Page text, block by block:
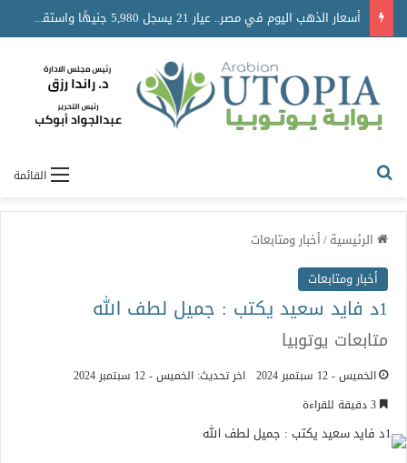
أسعار الذهب اليوم في مصر.. عيار 21 يسجل 5,980 جنيهًا واستقرار حركة السوق
القائمة
الرئيسية/أخبار ومتابعات
أخبار ومتابعات
1د فايد سعيد يكتب : جميل لطف الله
متابعات يوتوبيا
الخميس - 12 سبتمبر 2024
اخر تحديث: الخميس - 12 سبتمبر 2024